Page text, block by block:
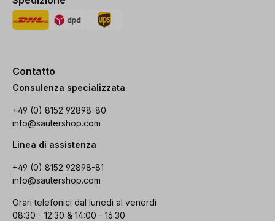
Contatto
Consulenza specializzata
+49 (0) 8152 92898-80
info@sautershop.com
Linea di assistenza
+49 (0) 8152 92898-81
info@sautershop.com
Orari telefonici dal lunedì al venerdì
08:30 - 12:30 & 14:00 - 16:30